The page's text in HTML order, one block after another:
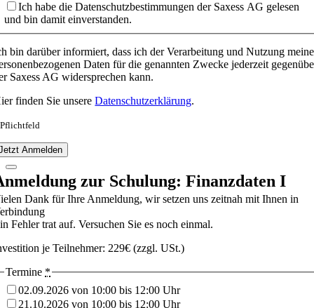
Ich habe die Datenschutzbestimmungen der Saxess AG gelesen
und bin damit einverstanden.
bin darüber informiert, dass ich der Verarbeitung und Nutzung
Daten für die genannten Zwecke jederzeit
Saxess AG widersprechen kann.
finden Sie unsereDatenschutzerklärung.
Anmelden
zur Schulung: Finanzdaten I
Dank für Ihre Anmeldung, wir setzen uns zeitnah mit Ihnen in
Fehler trat auf. Versuchen Sie es noch einmal.
je Teilnehmer: 229€ (zzgl. USt.)
Termine *
02.09.2026 von 10:00 bis 12:00 Uhr
21.10.2026 von 10:00 bis 12:00 Uhr